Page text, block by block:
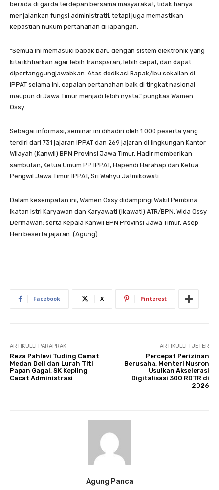
berada di garda terdepan bersama masyarakat, tidak hanya
menjalankan fungsi administratif, tetapi juga memastikan
kepastian hukum pertanahan di lapangan.
“Semua ini memasuki babak baru dengan sistem elektronik yang
kita ikhtiarkan agar lebih transparan, lebih cepat, dan dapat
dipertanggungjawabkan. Atas dedikasi Bapak/Ibu sekalian di
IPPAT selama ini, capaian pertanahan baik di tingkat nasional
maupun di Jawa Timur menjadi lebih nyata,” pungkas Wamen
Ossy.
Sebagai informasi, seminar ini dihadiri oleh 1.000 peserta yang
terdiri dari 731 jajaran IPPAT dan 269 jajaran di lingkungan Kantor
Wilayah (Kanwil) BPN Provinsi Jawa Timur. Hadir memberikan
sambutan, Ketua Umum PP IPPAT, Hapendi Harahap dan Ketua
Pengwil Jawa Timur IPPAT, Sri Wahyu Jatmikowati.
Dalam kesempatan ini, Wamen Ossy didampingi Wakil Pembina
Ikatan Istri Karyawan dan Karyawati (Ikawati) ATR/BPN, Wida Ossy
Dermawan; serta Kepala Kanwil BPN Provinsi Jawa Timur, Asep
Heri beserta jajaran. (Agung)
Facebook X Pinterest
ARTIKULLI PARAPRAK
Reza Pahlevi Tuding Camat
Medan Deli dan Lurah Titi
Papan Gagal, SK Kepling
Cacat Administrasi
ARTIKULLI TJETËR
Percepat Perizinan
Berusaha, Menteri Nusron
Usulkan Akselerasi
Digitalisasi 300 RDTR di
2026
Agung Panca